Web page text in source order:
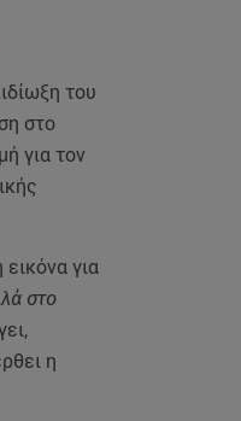
του
στο
για τον
για
στο
η